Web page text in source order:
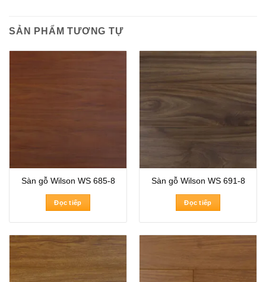
SẢN PHẨM TƯƠNG TỰ
Sàn gỗ Wilson WS 685-8
Đọc tiếp
Sàn gỗ Wilson WS 691-8
Đọc tiếp